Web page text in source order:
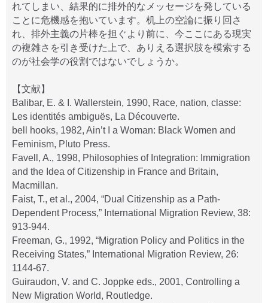
れてしまい、結果的に排外的なメッセージを発している
ことに危機感を抱いています。机上の空論に振り回さ
れ、排外主義の片棒を担ぐより前に、今ここにある現実
の複雑さを引き受けた上で、ありえる選択肢を模索する
のが社会学の役割ではないでしょうか。
【文献】
Balibar, E. & I. Wallerstein, 1990, Race, nation, classe:
Les identités ambiguës, La Découverte.
bell hooks, 1982, Ain’t I a Woman: Black Women and
Feminism, Pluto Press.
Favell, A., 1998, Philosophies of Integration: Immigration
and the Idea of Citizenship in France and Britain,
Macmillan.
Faist, T., et al., 2004, “Dual Citizenship as a Path-
Dependent Process,” International Migration Review, 38:
913-944.
Freeman, G., 1992, “Migration Policy and Politics in the
Receiving States,” International Migration Review, 26:
1144-67.
Guiraudon, V. and C. Joppke eds., 2001, Controlling a
New Migration World, Routledge.